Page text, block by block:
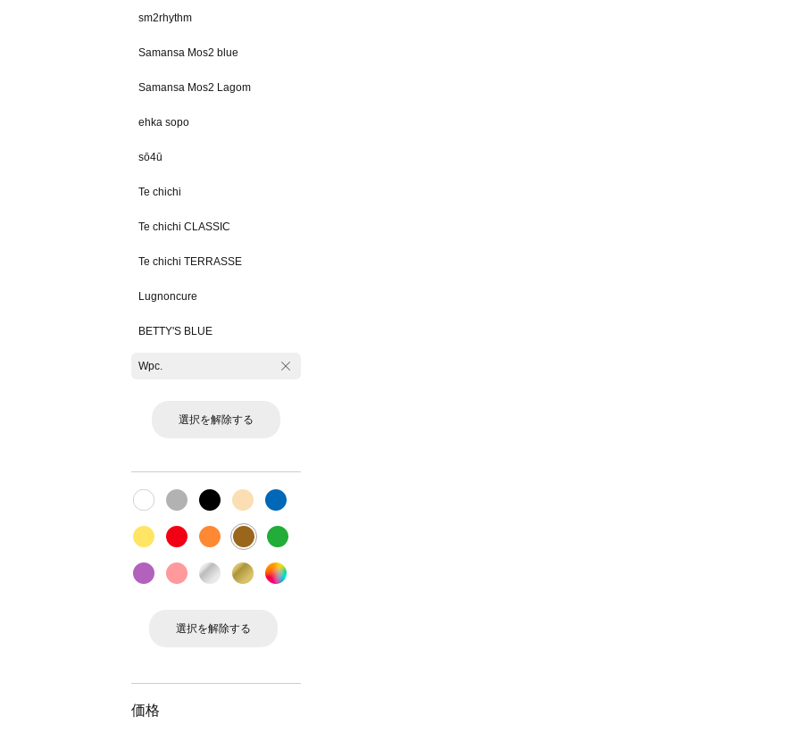
sm2rhythm
Samansa Mos2 blue
Samansa Mos2 Lagom
ehka sopo
sō4ū
Te chichi
Te chichi CLASSIC
Te chichi TERRASSE
Lugnoncure
BETTY'S BLUE
Wpc.
選択を解除する
選択を解除する
価格